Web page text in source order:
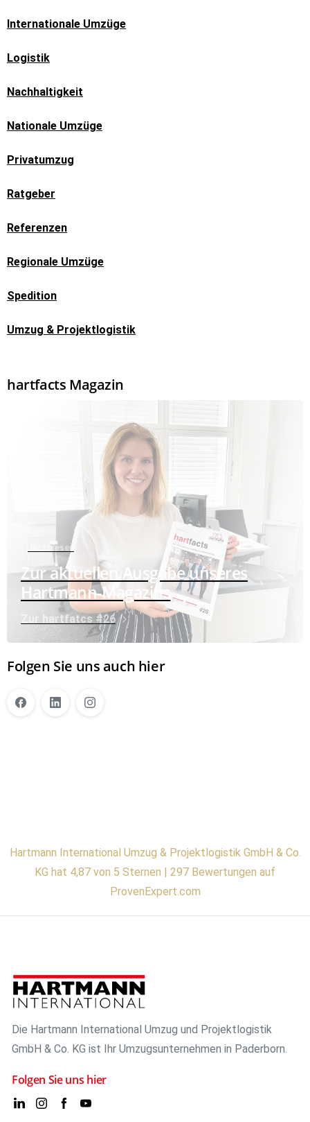
Internationale Umzüge
Logistik
Nachhaltigkeit
Nationale Umzüge
Privatumzug
Ratgeber
Referenzen
Regionale Umzüge
Spedition
Umzug & Projektlogistik
hartfacts Magazin
Jetzt lesen
Zur aktuellen Ausgabe unseres
Hartmann-Magazins
Zur hartfatcs #26
Folgen Sie uns auch hier
Hartmann International Umzug & Projektlogistik GmbH & Co.
KG hat 4,87 von 5 Sternen | 297 Bewertungen auf
ProvenExpert.com
Die Hartmann International Umzug und Projektlogistik
GmbH & Co. KG ist Ihr Umzugsunternehmen in Paderborn.
Folgen Sie uns hier